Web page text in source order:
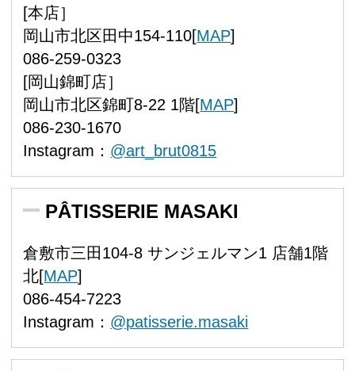
[本店］
岡山市北区田中154-110[MAP]
086-259-0323
[岡山錦町店］
岡山市北区錦町8-22 1階[MAP]
086-230-1670
Instagram： @art_brut0815
PÂTISSERIE MASAKI
倉敷市三田104-8 サンジェルマン1 店舗1階
北[MAP]
086-454-7223
Instagram： @patisserie.masaki